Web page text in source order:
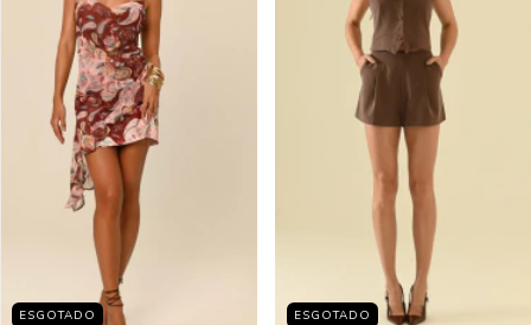
ESGOTADO ESGOTADO